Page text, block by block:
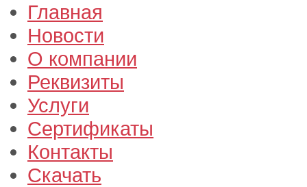
Главная
Новости
О компании
Реквизиты
Услуги
Сертификаты
Контакты
Скачать